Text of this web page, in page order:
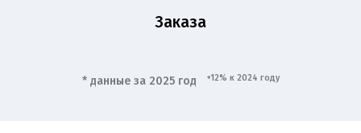
Заказа
* данные за 2025 год +12% к 2024 году